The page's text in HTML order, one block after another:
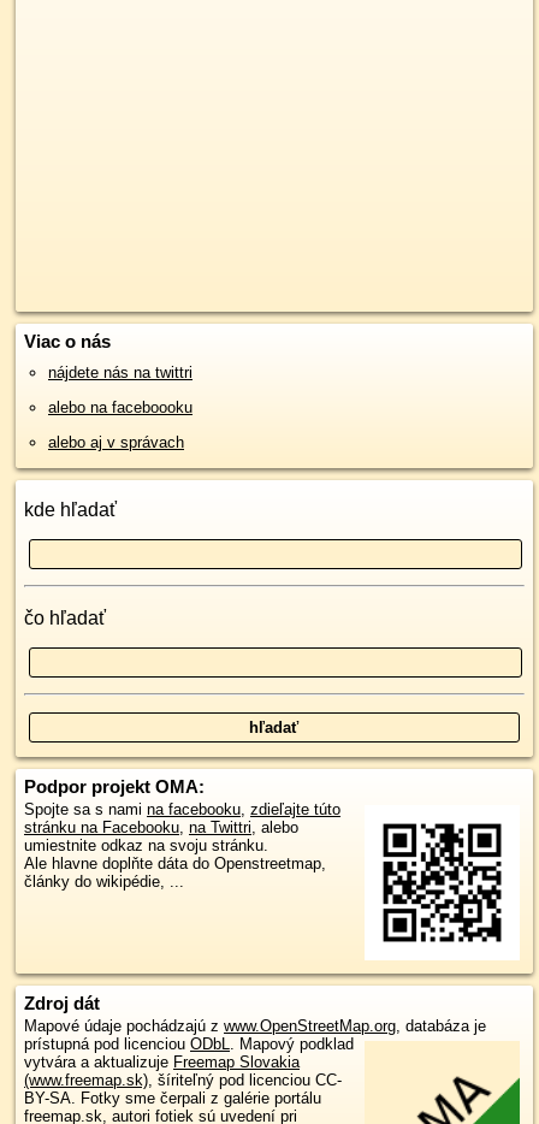
Viac o nás
nájdete nás na twittri
alebo na faceboooku
alebo aj v správach
kde hľadať
čo hľadať
Podpor projekt OMA:
Spojte sa s nami na facebooku, zdieľajte túto
stránku na Facebooku, na Twittri, alebo
umiestnite odkaz na svoju stránku.
Ale hlavne doplňte dáta do Openstreetmap,
články do wikipédie, ...
Zdroj dát
Mapové údaje pochádzajú z www.OpenStreetMap.org, databáza je
prístupná pod licenciou ODbL. Mapový podklad
vytvára a aktualizuje Freemap Slovakia
(www.freemap.sk), šíriteľný pod licenciou CC-
BY-SA. Fotky sme čerpali z galérie portálu
freemap.sk, autori fotiek sú uvedení pri